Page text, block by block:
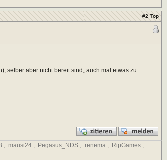
#2 Top
selber aber nicht bereit sind, auch mal etwas zu
, mausi24 , Pegasus_NDS , renema , RipGames ,